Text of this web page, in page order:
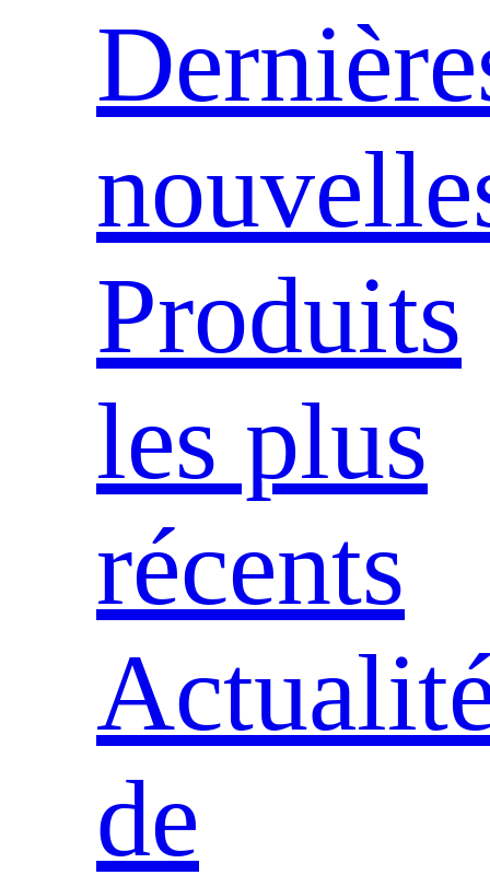
Produits
les plus
récents
de